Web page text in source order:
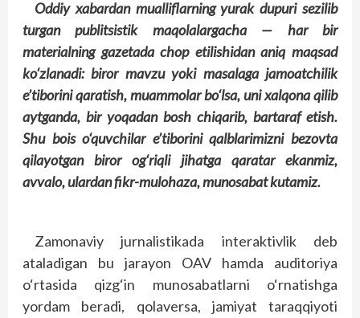
Oddiy xabardan mualliflarning yurak dupuri sezilib
turgan publitsistik maqolalargacha — har bir
materialning gazetada chop etilishidan aniq maqsad
ko‘zlanadi: biror mavzu yoki masalaga jamoatchilik
e’tiborini qaratish, muammolar bo‘lsa, uni xalqona qilib
aytganda, bir yoqadan bosh chiqarib, bartaraf etish.
Shu bois o‘quvchilar e’tiborini qalblarimizni bezovta
qilayotgan biror og‘riqli jihatga qaratar ekanmiz,
avvalo, ulardan fikr-mulohaza, munosabat kutamiz.
Zamonaviy jurnalistikada interaktivlik deb
ataladigan bu jarayon OAV hamda auditoriya
o‘rtasida qizg‘in munosabatlarni o‘rnatishga
yordam beradi, qolaversa, jamiyat taraqqiyoti